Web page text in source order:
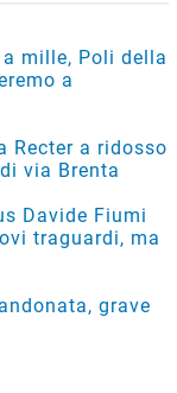
mille, Poli della
a
Recter a ridosso
via Brenta
Davide Fiumi
traguardi, ma
grave